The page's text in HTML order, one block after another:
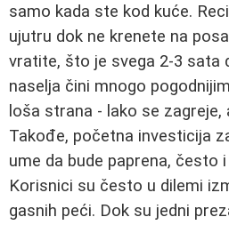
samo kada ste kod kuće.
ujutru dok ne krenete na
vratite, što je svega 2-3 sata
naselja čini mnogo
loša strana - lako se zagreje,
Takođe, početna investicija
ume da bude paprena, često
Korisnici su često u dilemi
gasnih peći. Dok su jedni